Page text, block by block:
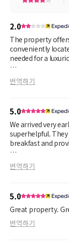
2.0
The property
conveniently
needed for a
Unfortunately, the
The cleaning
entered the room
insisted I leave
serviced until the
asking for just 10
the room door
looking in, which
privacy. She
Another downside
unnecessarily
assisted with the
and housekeeping
번역하기
5.0
We arrived very
superhelpful. They stored our luggage, then they directed us to
breakfast and
Breakfast was
breakfast,
surf.
The 2-room suite
comfortable, and
번역하기
5.0
Great property.
번역하기